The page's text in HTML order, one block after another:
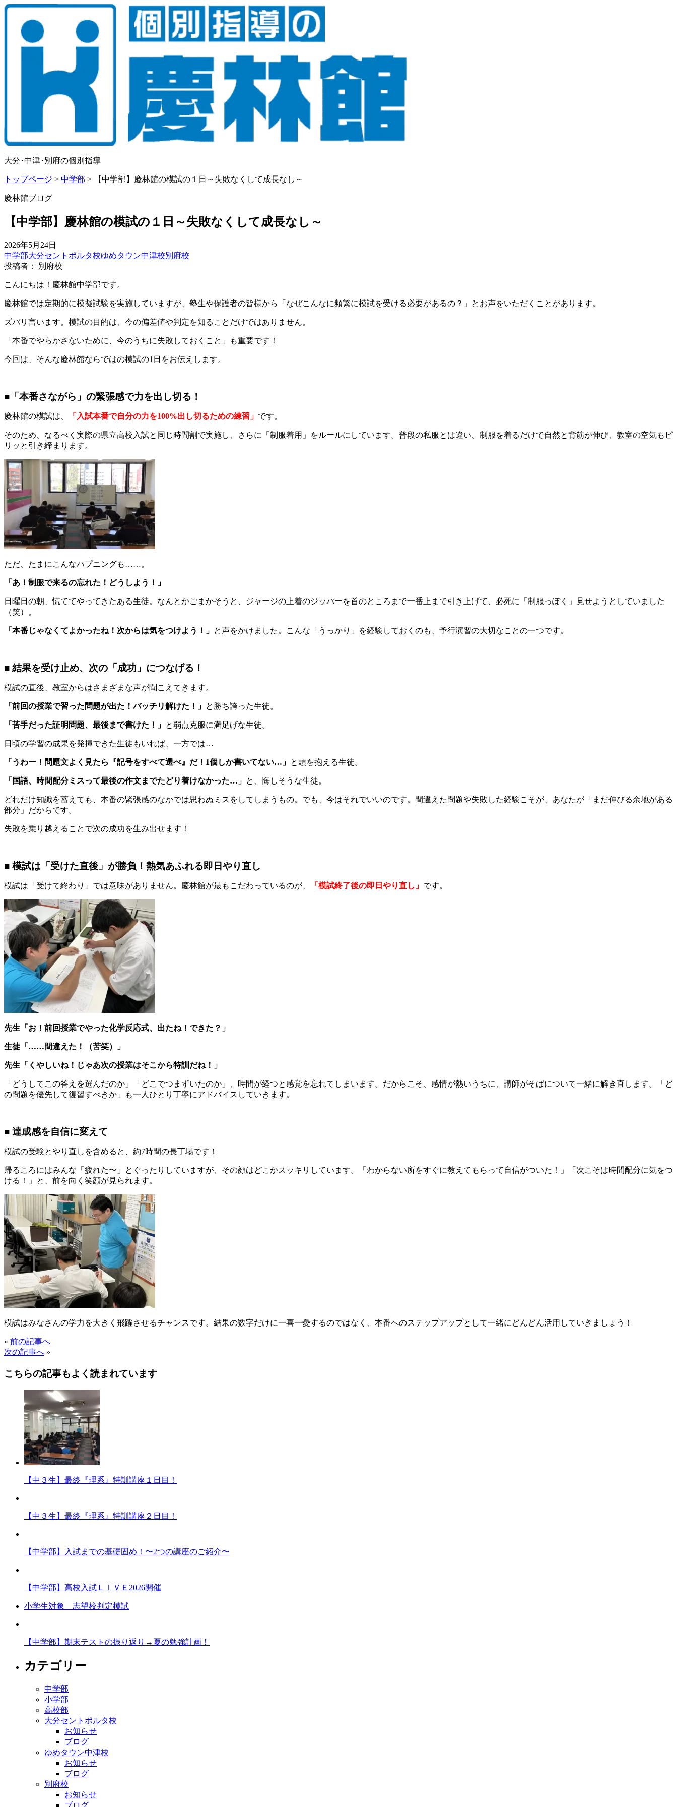
大分･中津･別府の個別指導
トップページ > 中学部 > 【中学部】慶林館の模試の１日～失敗なくして成長なし～
慶林館ブログ
【中学部】慶林館の模試の１日～失敗なくして成長なし～
2026年5月24日
中学部大分セントポルタ校ゆめタウン中津校別府校
投稿者： 別府校
こんにちは！慶林館中学部です。
慶林館では定期的に模擬試験を実施していますが、塾生や保護者の皆様から「なぜこんなに頻繁に模試を受ける必要があるの？」とお声をいただくことがあります。
ズバリ言います。模試の目的は、今の偏差値や判定を知ることだけではありません。
「本番でやらかさないために、今のうちに失敗しておくこと」も重要です！
今回は、そんな慶林館ならではの模試の1日をお伝えします。
■「本番さながら」の緊張感で力を出し切る！
慶林館の模試は、 「入試本番で自分の力を100%出し切るための練習」 です。
そのため、なるべく実際の県立高校入試と同じ時間割で実施し、さらに「制服着用」をルールにしています。普段の私服とは違い、制服を着るだけで自然と背筋が伸び、教室の空気もピ
リッと引き締まります。
ただ、たまにこんなハプニングも……。
「あ！制服で来るの忘れた！どうしよう！」
日曜日の朝、慌ててやってきたある生徒。なんとかごまかそうと、ジャージの上着のジッパーを首のところまで一番上まで引き上げて、必死に「制服っぽく」見せようとしていました
（笑）。
「本番じゃなくてよかったね！次からは気をつけよう！」 と声をかけました。こんな「うっかり」を経験しておくのも、予行演習の大切なことの一つです。
■ 結果を受け止め、次の「成功」につなげる！
模試の直後、教室からはさまざまな声が聞こえてきます。
「前回の授業で習った問題が出た！バッチリ解けた！」 と勝ち誇った生徒。
「苦手だった証明問題、最後まで書けた！」 と弱点克服に満足げな生徒。
日頃の学習の成果を発揮できた生徒もいれば、一方では…
「うわー！問題文よく見たら『記号をすべて選べ』だ！1個しか書いてない…」 と頭を抱える生徒。
「国語、時間配分ミスって最後の作文までたどり着けなかった…」 と、悔しそうな生徒。
どれだけ知識を蓄えても、本番の緊張感のなかでは思わぬミスをしてしまうもの。でも、今はそれでいいのです。間違えた問題や失敗した経験こそが、あなたが「まだ伸びる余地がある
部分」だからです。
失敗を乗り越えることで次の成功を生み出せます！
■ 模試は「受けた直後」が勝負！熱気あふれる即日やり直し
模試は「受けて終わり」では意味がありません。慶林館が最もこだわっているのが、 「模試終了後の即日やり直し」 です。
先生「お！前回授業でやった化学反応式、出たね！できた？」
生徒「……間違えた！（苦笑）」
先生「くやしいね！じゃあ次の授業はそこから特訓だね！」
「どうしてこの答えを選んだのか」「どこでつまずいたのか」、時間が経つと感覚を忘れてしまいます。だからこそ、感情が熱いうちに、講師がそばについて一緒に解き直します。「ど
の問題を優先して復習すべきか」も一人ひとり丁寧にアドバイスしていきます。
■ 達成感を自信に変えて
模試の受験とやり直しを含めると、約7時間の長丁場です！
帰るころにはみんな「疲れた〜」とぐったりしていますが、その顔はどこかスッキリしています。「わからない所をすぐに教えてもらって自信がついた！」「次こそは時間配分に気をつ
ける！」と、前を向く笑顔が見られます。
模試はみなさんの学力を大きく飛躍させるチャンスです。結果の数字だけに一喜一憂するのではなく、本番へのステップアップとして一緒にどんどん活用していきましょう！
« 前の記事へ
次の記事へ »
こちらの記事もよく読まれています
【中３生】最終『理系』特訓講座１日目！
【中３生】最終『理系』特訓講座２日目！
【中学部】入試までの基礎固め！〜2つの講座のご紹介〜
【中学部】高校入試ＬＩＶＥ2026開催
小学生対象 志望校判定模試
【中学部】期末テストの振り返り→夏の勉強計画！
カテゴリー
中学部
小学部
高校部
大分セントポルタ校
お知らせ
ブログ
ゆめタウン中津校
お知らせ
ブログ
別府校
お知らせ
ブログ